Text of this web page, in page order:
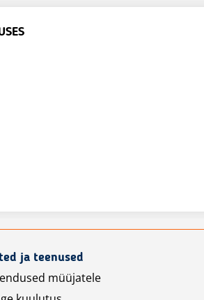
ja teenused
müüjatele